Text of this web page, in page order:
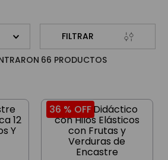
FILTRAR
66 PRODUCTOS
36 % OFF